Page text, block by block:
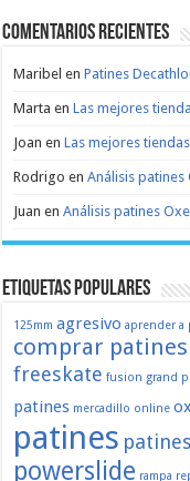
Comentarios recientes
Maribel enPatines
Marta enLas mejores
Joan enLas mejores
Rodrigo enAnálisis patines
Juan enAnálisis patines
Etiquetas populares
125mm agresivo aprender a
comprar patines
freeskate fusion grand
patines mercadillo online
patines
powerslide rampa